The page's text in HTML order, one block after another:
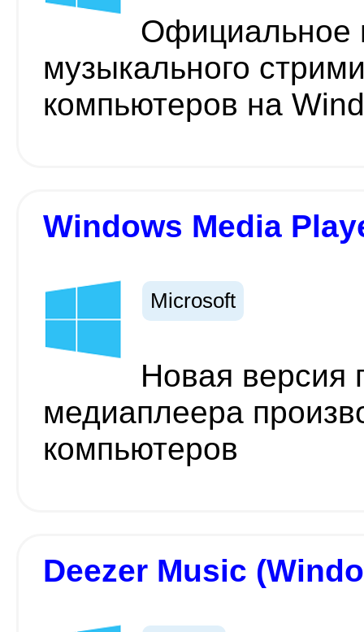
Официальное
музыкального
компьютеров на
Windows Media
Microsoft
Новая версия
медиаплеера
компьютеров
Deezer Music